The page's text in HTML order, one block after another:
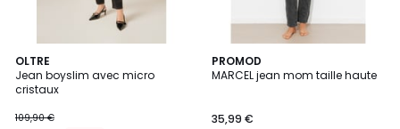
OLTRE
Jean boyslim avec micro
cristaux
109,90 €
PROMOD
MARCEL jean mom taille haute
35,99 €